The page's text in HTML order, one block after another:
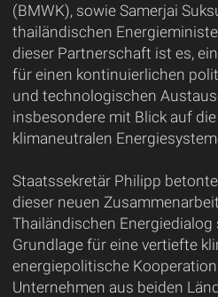
(BMWK), sowie Samerjai
thailändischen
dieser Partnerschaft ist es,
für einen kontinuierlichen
und technologischen
insbesondere mit Blick auf
klimaneutralen
Staatssekretär Philipp
dieser neuen
Thailändischen
Grundlage für eine vertiefte
energiepolitische
Unternehmen aus beiden